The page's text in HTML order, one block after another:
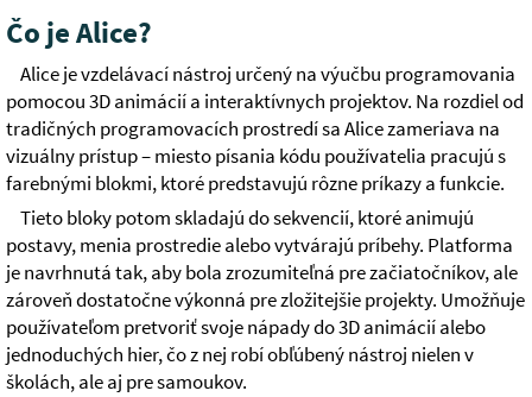
Čo je Alice?
Alice je vzdelávací nástroj určený na výučbu programovania
pomocou 3D animácií a interaktívnych projektov. Na rozdiel od
tradičných programovacích prostredí sa Alice zameriava na
vizuálny prístup – miesto písania kódu používatelia pracujú s
farebnými blokmi, ktoré predstavujú rôzne príkazy a funkcie.
Tieto bloky potom skladajú do sekvencií, ktoré animujú
postavy, menia prostredie alebo vytvárajú príbehy. Platforma
je navrhnutá tak, aby bola zrozumiteľná pre začiatočníkov, ale
zároveň dostatočne výkonná pre zložitejšie projekty. Umožňuje
používateľom pretvoriť svoje nápady do 3D animácií alebo
jednoduchých hier, čo z nej robí obľúbený nástroj nielen v
školách, ale aj pre samoukov.